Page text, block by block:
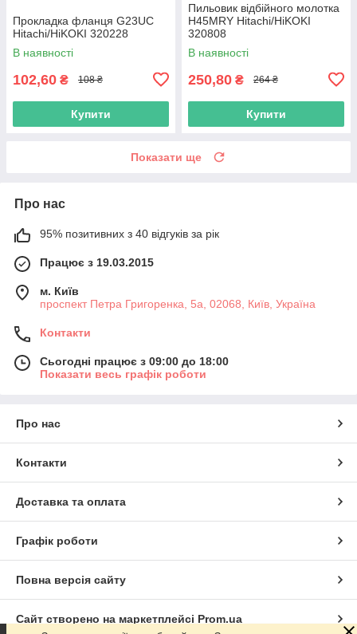
Прокладка фланця G23UC
Hitachi/HiKOKI 320228
В наявності
102,60 ₴ 108 ₴
Купити
Пильовик відбійного молотка
H45MRY Hitachi/HiKOKI
320808
В наявності
250,80 ₴ 264 ₴
Купити
Показати ще
Про нас
95% позитивних з 40 відгуків за рік
Працює з 19.03.2015
м. Київ
проспект Петра Григоренка, 5а, 02068, Київ, Україна
Контакти
Сьогодні працює з 09:00 до 18:00
Показати весь графік роботи
Про нас
Контакти
Доставка та оплата
Графік роботи
Повна версія сайту
Сайт створено на маркетплейсі Prom.ua